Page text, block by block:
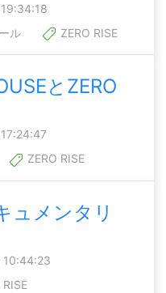
ル ZERO RISE
とZERO
ZERO RISE
ュメンタリ
RISE